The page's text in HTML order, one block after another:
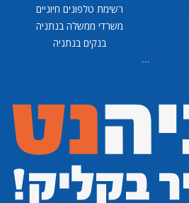
רשימת טלפונים חיוניים
משרדי ממשלה בנתניה
בנקים בנתניה
...